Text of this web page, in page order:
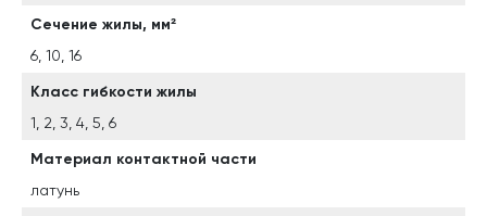
Сечение жилы, мм²
6, 10, 16
Класс гибкости жилы
1, 2, 3, 4, 5, 6
Материал контактной части
латунь